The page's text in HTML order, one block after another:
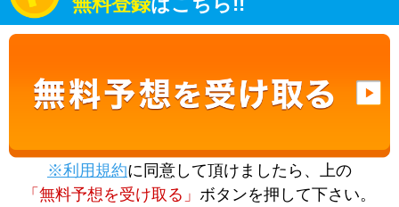
※利用規約に同意して頂けましたら、上の
「無料予想を受け取る」 ボタンを押して下さい。